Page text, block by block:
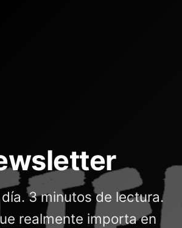
3 minutos de lectura.
realmente importa en